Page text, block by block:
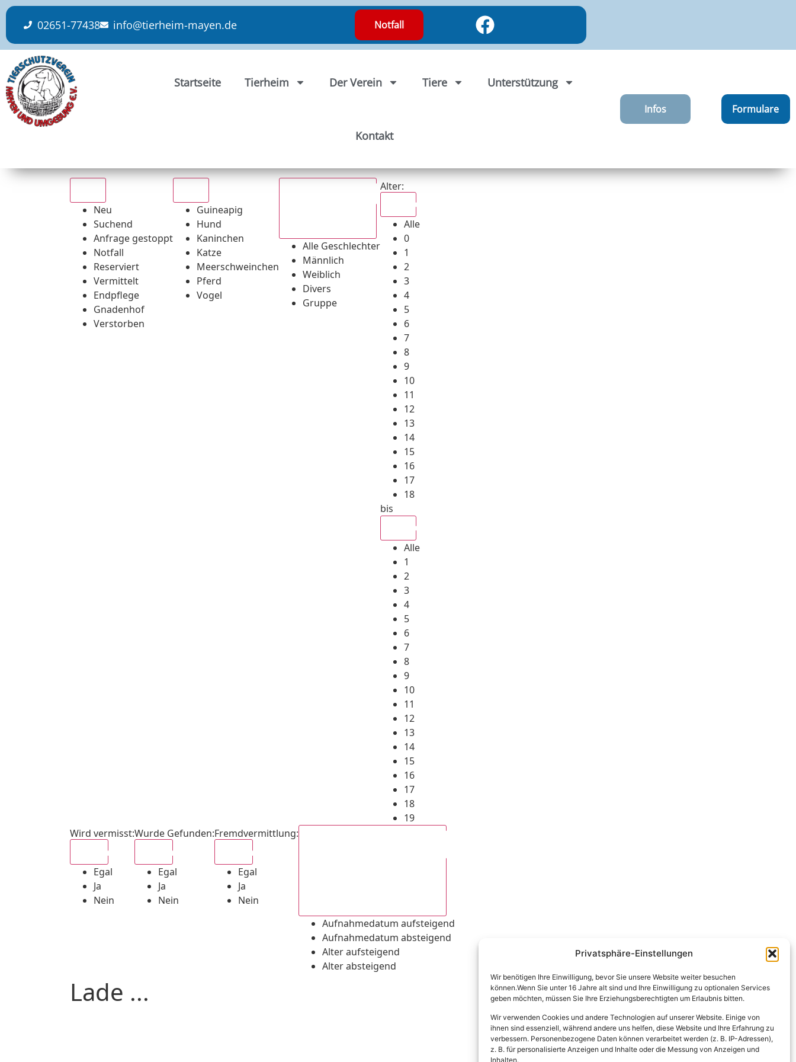
Privatsphäre-Einstellungen
Wir benötigen Ihre Einwilligung, bevor Sie unsere Website weiter besuchen
können.Wenn Sie unter 16 Jahre alt sind und Ihre Einwilligung zu optionalen Services
geben möchten, müssen Sie Ihre Erziehungsberechtigten um Erlaubnis bitten.
Wir verwenden Cookies und andere Technologien auf unserer Website. Einige von
ihnen sind essenziell, während andere uns helfen, diese Website und Ihre Erfahrung zu
verbessern. Personenbezogene Daten können verarbeitet werden (z. B. IP-Adressen),
z. B. für personalisierte Anzeigen und Inhalte oder die Messung von Anzeigen und
Inhalten.
content
02651-77438 info@tierheim-mayen.de Notfall
Startseite Tierheim Der Verein Tiere Unterstützung
Kontakt
Infos Formulare
Neu
Suchend
Anfrage gestoppt
Notfall
Reserviert
Vermittelt
Endpflege
Gnadenhof
Verstorben
Guineapig
Hund
Kaninchen
Katze
Meerschweinchen
Pferd
Vogel
Alle Geschlechter
Männlich
Weiblich
Divers
Gruppe
Alter:
Alle
0
1
2
3
4
5
6
7
8
9
10
11
12
13
14
15
16
17
18
bis
Alle
1
2
3
4
5
6
7
8
9
10
11
12
13
14
15
16
17
18
19
Wird vermisst:
Egal
Ja
Nein
Wurde Gefunden:
Egal
Ja
Nein
Fremdvermittlung:
Egal
Ja
Nein
Aufnahmedatum aufsteigend
Aufnahmedatum absteigend
Alter aufsteigend
Alter absteigend
Lade ...